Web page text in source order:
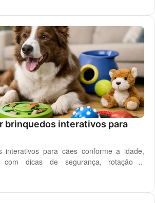
brinquedos interativos para
interativos para cães conforme a idade,
dicas de segurança, rotação e